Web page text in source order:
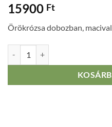
15900 Ft
Örökrózsa dobozban, macival.